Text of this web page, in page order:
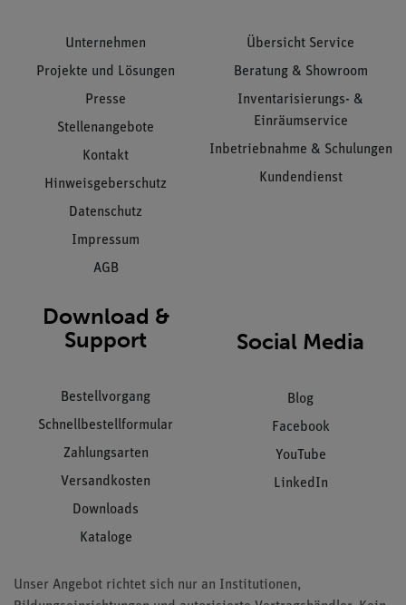
Unternehmen
Projekte und Lösungen
Presse
Stellenangebote
Kontakt
Hinweisgeberschutz
Datenschutz
Impressum
AGB
Übersicht Service
Beratung & Showroom
Inventarisierungs- &
Einräumservice
Inbetriebnahme & Schulungen
Kundendienst
Download &
Support
Bestellvorgang
Schnellbestellformular
Zahlungsarten
Versandkosten
Downloads
Kataloge
Social Media
Blog
Facebook
YouTube
LinkedIn
Unser Angebot richtet sich nur an Institutionen,